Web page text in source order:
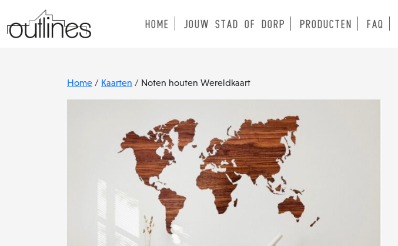
HOME JOUW STAD OF DORP PRODUCTEN FAQ
Home / Kaarten / Noten houten Wereldkaart